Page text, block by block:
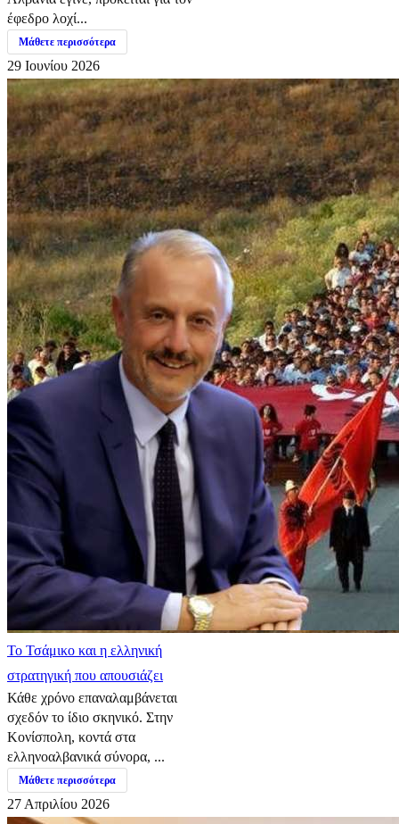
έφεδρο λοχί...
Μάθετε περισσότερα
29 Ιουνίου 2026
​Το Τσάμικο και η ελληνική
στρατηγική που απουσιάζει
Κάθε χρόνο επαναλαμβάνεται
σχεδόν το ίδιο σκηνικό. Στην
Κονίσπολη, κοντά στα
ελληνοαλβανικά σύνορα, ...
Μάθετε περισσότερα
27 Απριλίου 2026